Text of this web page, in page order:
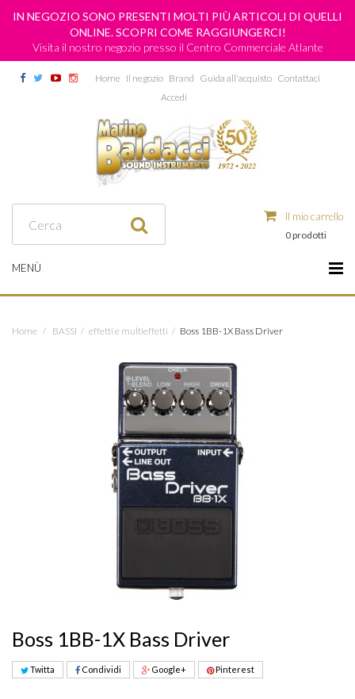
IN NEGOZIO SONO PRESENTI MOLTI PIÙ ARTICOLI DI QUELLI
ONLINE. SCOPRI COME RAGGIUNGERCI!
Visita il nostro negozio presso il Centro Commerciale Atlante
Home Il negozio Brand Guida all'acquisto Contattaci
Accedi
Il mio carrello
0 prodotti
MENÙ
Home / BASSI / effetti e multieffetti / Boss 1BB-1X Bass Driver
Boss 1BB-1X Bass Driver
Twitta Condividi Google+ Pinterest